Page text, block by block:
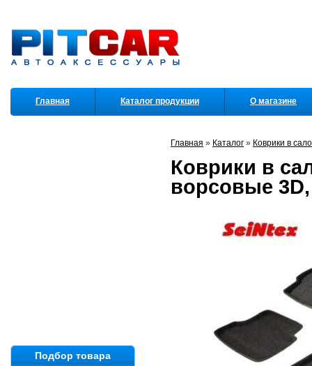
Главная » Каталог » Коврики в
Коврики в
ворсовые
Главная Каталог продукции О магазине
Подбор товара